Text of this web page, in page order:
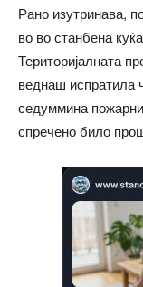
Рано изутринава,
во во станбена
Територијалната
веднаш испратила
седуммина
спречено било